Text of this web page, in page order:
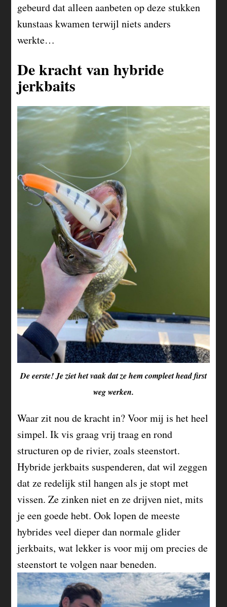
gebeurd dat alleen aanbeten op deze stukken
kunstaas kwamen terwijl niets anders
werkte…
De kracht van hybride
jerkbaits
De eerste! Je ziet het vaak dat ze hem compleet head first
weg werken.
Waar zit nou de kracht in? Voor mij is het heel
simpel. Ik vis graag vrij traag en rond
structuren op de rivier, zoals steenstort.
Hybride jerkbaits suspenderen, dat wil zeggen
dat ze redelijk stil hangen als je stopt met
vissen. Ze zinken niet en ze drijven niet, mits
je een goede hebt. Ook lopen de meeste
hybrides veel dieper dan normale glider
jerkbaits, wat lekker is voor mij om precies de
steenstort te volgen naar beneden.